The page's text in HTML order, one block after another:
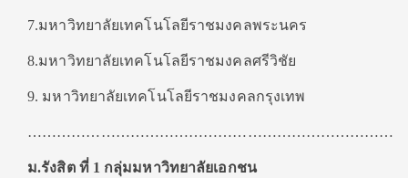
7.มหาวิทยาลัยเทคโนโลยีราชมงคลพระนคร
8.มหาวิทยาลัยเทคโนโลยีราชมงคลศรีวิชัย
9. มหาวิทยาลัยเทคโนโลยีราชมงคลกรุงเทพ
ม.รังสิต ที่ 1 กลุ่มมหาวิทยาลัยเอกชน